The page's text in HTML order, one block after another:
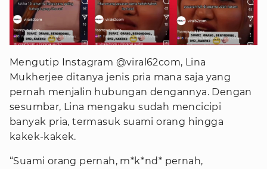
Mengutip Instagram @viral62com, Lina
Mukherjee ditanya jenis pria mana saja yang
pernah menjalin hubungan dengannya. Dengan
sesumbar, Lina mengaku sudah mencicipi
banyak pria, termasuk suami orang hingga
kakek-kakek.
“Suami orang pernah, m*k*nd* pernah,